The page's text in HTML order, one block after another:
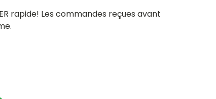
rapide! Les commandes reçues avant